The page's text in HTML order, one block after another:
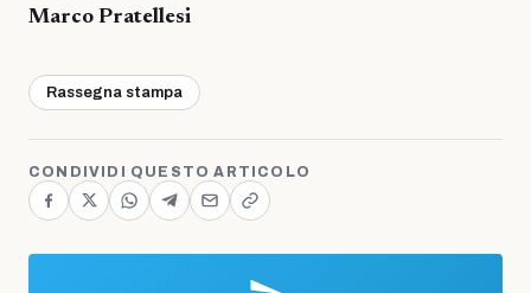
Marco Pratellesi
Rassegna stampa
CONDIVIDI QUESTO ARTICOLO